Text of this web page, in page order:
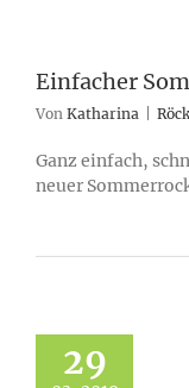
Einfacher
Von Katharina
Ganz einfach,
neuer
29